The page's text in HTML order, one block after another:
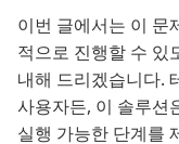
이번 글에서는 이 문
적으로 진행할 수 있
내해 드리겠습니다.
사용자든, 이 솔루션
실행 가능한 단계를